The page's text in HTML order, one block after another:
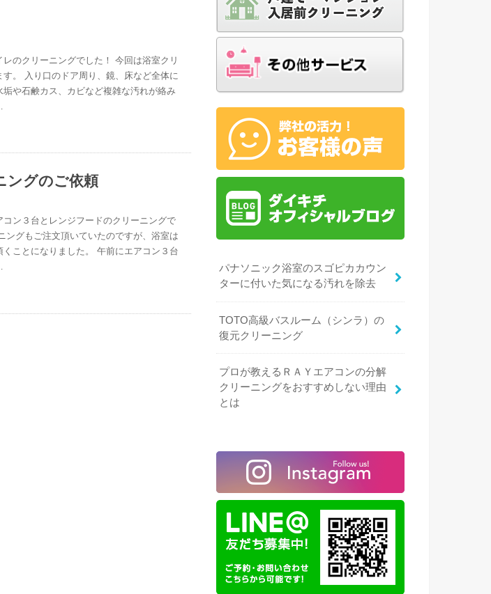
のクリーニングでした！ 今回は浴室クリ
。 入り口のドア周り、鏡、床など全体に
や石鹸カス、カビなど複雑な汚れが絡み
ングのご依頼
ン３台とレンジフードのクリーニングで
ングもご注文頂いていたのですが、浴室は
ことになりました。 午前にエアコン３台
パナソニック浴室のスゴピカカウン
ターに付いた気になる汚れを除去
TOTO高級バスルーム（シンラ）の
復元クリーニング
プロが教えるＲＡＹエアコンの分解
クリーニングをおすすめしない理由
とは